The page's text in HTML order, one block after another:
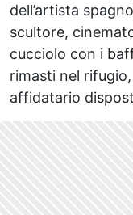
dell’artista
scultore,
cucciolo con i
rimasti nel
affidatario